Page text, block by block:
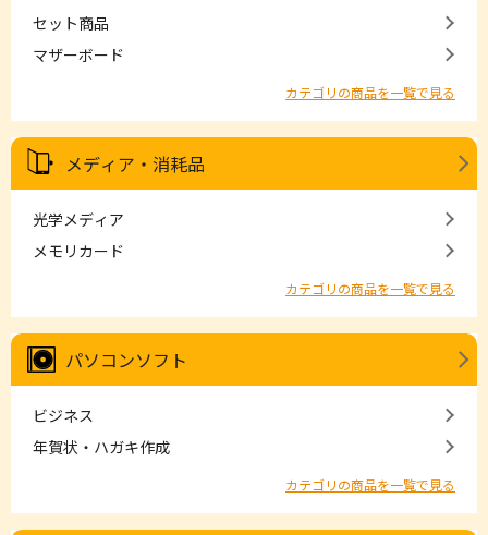
セット商品
マザーボード
カテゴリの商品を一覧で見る
メディア・消耗品
光学メディア
メモリカード
カテゴリの商品を一覧で見る
パソコンソフト
ビジネス
年賀状・ハガキ作成
カテゴリの商品を一覧で見る